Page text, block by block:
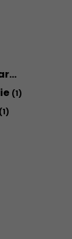
Garage automobile toutes marques
(1)
(1)